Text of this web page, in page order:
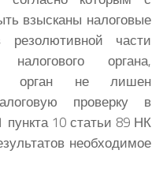
взысканы налоговые
части
органа,
орган не лишен
проверку в
пункта 10 статьи 89 НК
необходимое